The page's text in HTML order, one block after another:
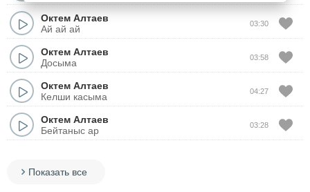
Октем Алтаев
Ай ай ай
03:30
Октем Алтаев
Досыма
03:58
Октем Алтаев
Келши касыма
04:27
Октем Алтаев
Бейтаныс ар
03:28
Показать все